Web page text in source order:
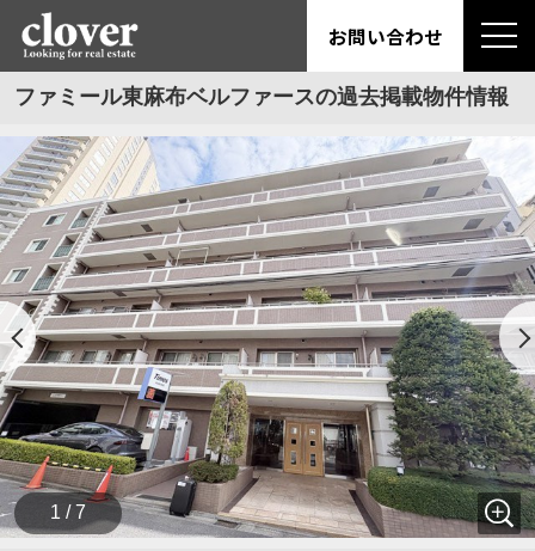
お問い合わせ
ファミール東麻布ベルファースの過去掲載物件情報
1 / 7